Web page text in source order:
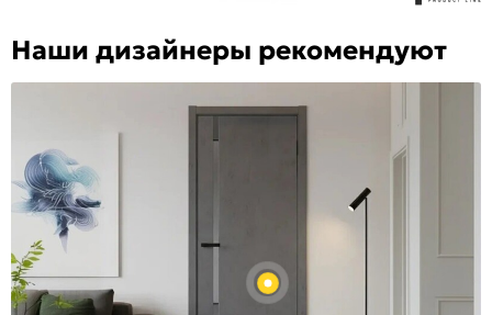
Наши дизайнеры рекомендуют